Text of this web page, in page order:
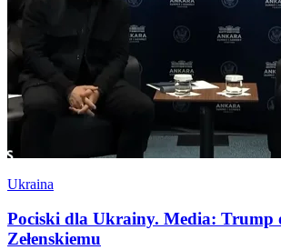
Ukraina
Pociski dla Ukrainy. Media: Trump
Zełenskiemu